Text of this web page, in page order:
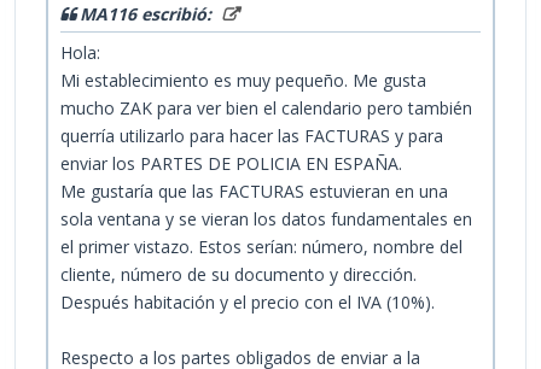
MA116 escribió:
Hola:
Mi establecimiento es muy pequeño. Me gusta
mucho ZAK para ver bien el calendario pero también
querría utilizarlo para hacer las FACTURAS y para
enviar los PARTES DE POLICIA EN ESPAÑA.
Me gustaría que las FACTURAS estuvieran en una
sola ventana y se vieran los datos fundamentales en
el primer vistazo. Estos serían: número, nombre del
cliente, número de su documento y dirección.
Después habitación y el precio con el IVA (10%).
Respecto a los partes obligados de enviar a la